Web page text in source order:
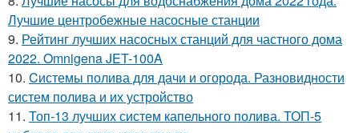
Лучшие центробежные насосные станции
9. Рейтинг лучших насосных станций для частного дома
2022. Omnigena JET-100A
10. Cистемы полива для дачи и огорода. Разновидности
систем полива и их устройство
11. Топ-13 лучших систем капельного полива. ТОП-5